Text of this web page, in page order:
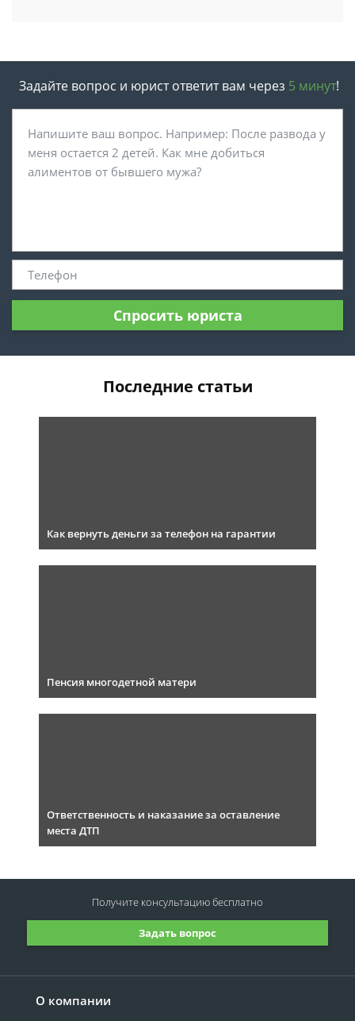
Задайте вопрос и юрист ответит вам через 5 минут!
Спросить юриста
Последние статьи
Как вернуть деньги за телефон на гарантии
Пенсия многодетной матери
Ответственность и наказание за оставление
места ДТП
О компании
Задать вопрос
Получите консультациюбесплатно